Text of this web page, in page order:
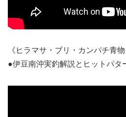
《ヒラマサ・ブリ・カンパチ青物
●伊豆南沖実釣解説とヒットパタ